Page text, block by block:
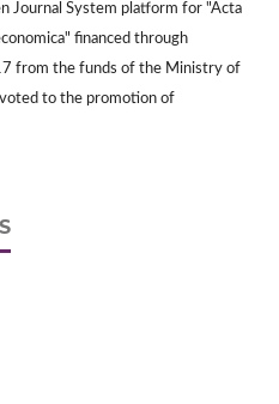
Journal System platform for "Acta
financed through
from the funds of the Ministry of
to the promotion of